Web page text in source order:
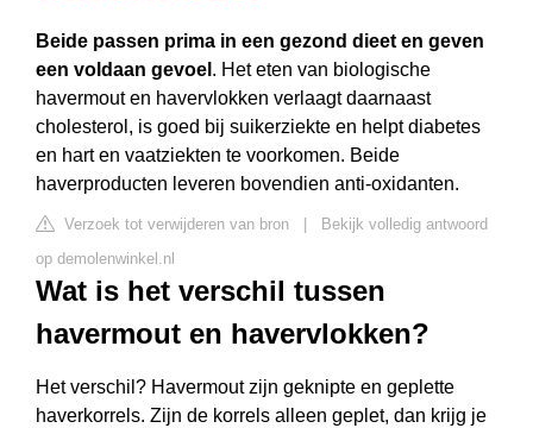
Beide passen prima in een gezond dieet en geven
een voldaan gevoel . Het eten van biologische
havermout en havervlokken verlaagt daarnaast
cholesterol, is goed bij suikerziekte en helpt diabetes
en hart en vaatziekten te voorkomen. Beide
haverproducten leveren bovendien anti-oxidanten.
Verzoek tot verwijderen van bron
Bekijk volledig antwoord
op demolenwinkel.nl
Wat is het verschil tussen
havermout en havervlokken?
Het verschil? Havermout zijn geknipte en geplette
haverkorrels. Zijn de korrels alleen geplet, dan krijg je